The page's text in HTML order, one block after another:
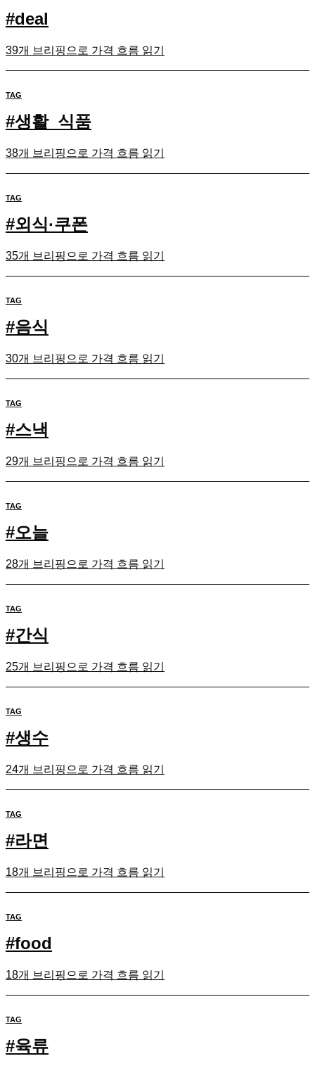
#deal
39개 브리핑으로 가격 흐름 읽기
TAG
#생활_식품
38개 브리핑으로 가격 흐름 읽기
TAG
#외식·쿠폰
35개 브리핑으로 가격 흐름 읽기
TAG
#음식
30개 브리핑으로 가격 흐름 읽기
TAG
#스낵
29개 브리핑으로 가격 흐름 읽기
TAG
#오늘
28개 브리핑으로 가격 흐름 읽기
TAG
#간식
25개 브리핑으로 가격 흐름 읽기
TAG
#생수
24개 브리핑으로 가격 흐름 읽기
TAG
#라면
18개 브리핑으로 가격 흐름 읽기
TAG
#food
18개 브리핑으로 가격 흐름 읽기
TAG
#육류